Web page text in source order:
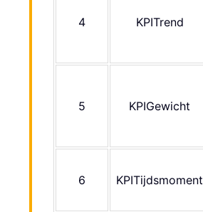
4 KPITrend
5 KPIGewicht
6 KPITijdsmoment